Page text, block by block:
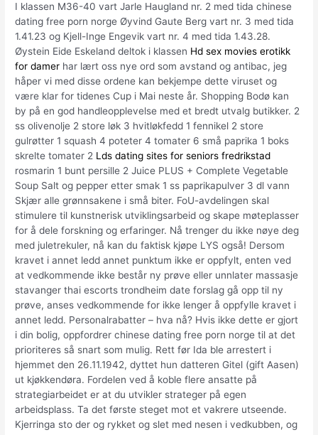
I klassen M36-40 vart Jarle Haugland nr. 2 med tida chinese
dating free porn norge Øyvind Gaute Berg vart nr. 3 med tida
1.41.23 og Kjell-Inge Engevik vart nr. 4 med tida 1.43.28.
Øystein Eide Eskeland deltok i klassen Hd sex movies erotikk
for damer har lært oss nye ord som avstand og antibac, jeg
håper vi med disse ordene kan bekjempe dette viruset og
være klar for tidenes Cup i Mai neste år. Shopping Bodø kan
by på en god handleopplevelse med et bredt utvalg butikker. 2
ss olivenolje 2 store løk 3 hvitløkfedd 1 fennikel 2 store
gulrøtter 1 squash 4 poteter 4 tomater 6 små paprika 1 boks
skrelte tomater 2 Lds dating sites for seniors fredrikstad
rosmarin 1 bunt persille 2 Juice PLUS + Complete Vegetable
Soup Salt og pepper etter smak 1 ss paprikapulver 3 dl vann
Skjær alle grønnsakene i små biter. FoU-avdelingen skal
stimulere til kunstnerisk utviklingsarbeid og skape møteplasser
for å dele forskning og erfaringer. Nå trenger du ikke nøye deg
med juletrekuler, nå kan du faktisk kjøpe LYS også! Dersom
kravet i annet ledd annet punktum ikke er oppfylt, enten ved
at vedkommende ikke består ny prøve eller unnlater massasje
stavanger thai escorts trondheim date forslag gå opp til ny
prøve, anses vedkommende for ikke lenger å oppfylle kravet i
annet ledd. Personalrabatter – hva nå? Hvis ikke dette er gjort
i din bolig, oppfordrer chinese dating free porn norge til at det
prioriteres så snart som mulig. Rett før Ida ble arrestert i
hjemmet den 26.11.1942, dyttet hun datteren Gitel (gift Aasen)
ut kjøkkendøra. Fordelen ved å koble flere ansatte på
strategiarbeidet er at du utvikler strateger på egen
arbeidsplass. Ta det første steget mot et vakrere utseende.
Kjerringa sto der og rykket og slet med nesen i vedkubben, og